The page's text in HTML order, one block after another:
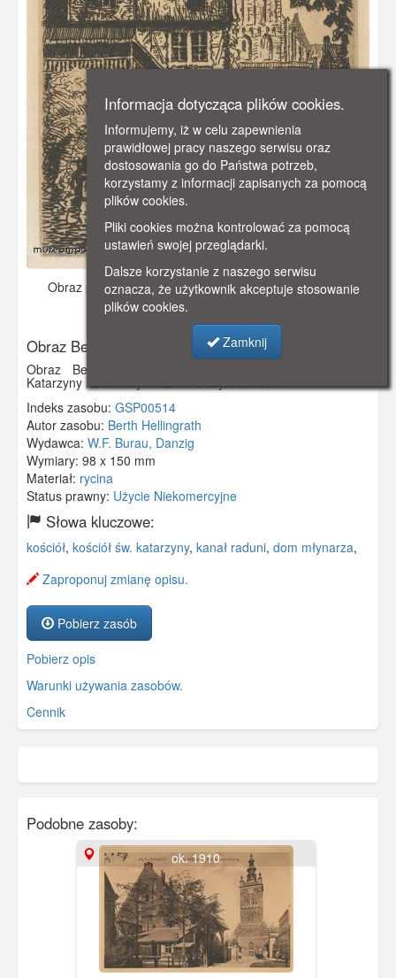
Obraz pochodzi zok. 1910 r.Dodano: 2019-11-13 22:25
Wyświetlono: 2728
Obraz Bertha Hellingratha
Obraz Bertha Hellingratha przedstawiający kościół św.
Katarzyny i Dom Młynarza na Starym Mieście.
Indeks zasobu: GSP00514
Autor zasobu: Berth Hellingrath
Wydawca: W.F. Burau, Danzig
Wymiary: 98 x 150 mm
Materiał: rycina
Status prawny: Użycie Niekomercyjne
Słowa kluczowe:
kościół, kościół św. katarzyny, kanał raduni, dom młynarza,
Zaproponuj zmianę opisu.
Pobierz zasób
Pobierz opis
Warunki używania zasobów.
Cennik
Podobne zasoby:
ok. 1910
Informacja dotycząca plików cookies.
Informujemy, iż w celu zapewnienia
prawidłowej pracy naszego serwisu oraz
dostosowania go do Państwa potrzeb,
korzystamy z informacji zapisanych za pomocą
plików cookies.
Pliki cookies można kontrolować za pomocą
ustawień swojej przeglądarki.
Dalsze korzystanie z naszego serwisu
oznacza, że użytkownik akceptuje stosowanie
plików cookies.
Zamknij